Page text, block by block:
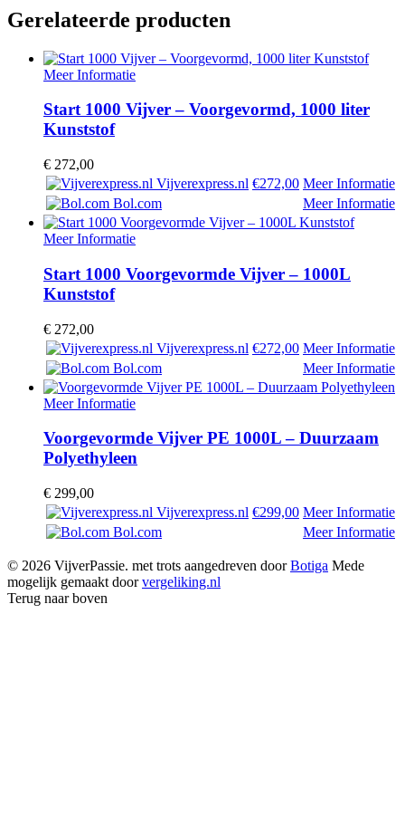
Gerelateerde producten
Meer Informatie
Start 1000 Vijver – Voorgevormd, 1000 liter
Kunststof
€ 272,00
Vijverexpress.nl €272,00 Meer Informatie
Bol.com
Meer Informatie
Meer Informatie
Start 1000 Voorgevormde Vijver – 1000L
Kunststof
€ 272,00
Vijverexpress.nl €272,00 Meer Informatie
Bol.com
Meer Informatie
Meer Informatie
Voorgevormde Vijver PE 1000L – Duurzaam
Polyethyleen
€ 299,00
Vijverexpress.nl €299,00 Meer Informatie
Bol.com
Meer Informatie
© 2026 VijverPassie. met trots aangedreven doorBotiga Mede
mogelijk gemaakt doorvergeliking.nl
Terug naar boven